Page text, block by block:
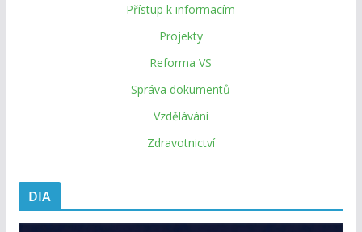
Přístup k informacím
Projekty
Reforma VS
Správa dokumentů
Vzdělávání
Zdravotnictví
DIA